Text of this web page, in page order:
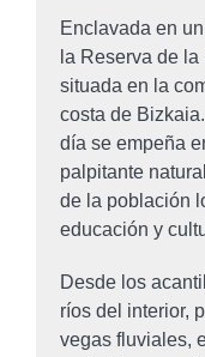
Enclavada en
la Reserva de
situada en la
costa de
día se empeña
palpitante
de la población
educación y
Desde los
ríos del interior,
vegas fluviales,